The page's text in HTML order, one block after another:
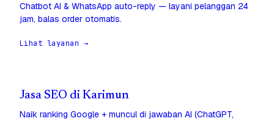
Chatbot AI & WhatsApp auto-reply — layani pelanggan 24
jam, balas order otomatis.
Lihat layanan →
Jasa SEO di Karimun
Naik ranking Google + muncul di jawaban AI (ChatGPT,